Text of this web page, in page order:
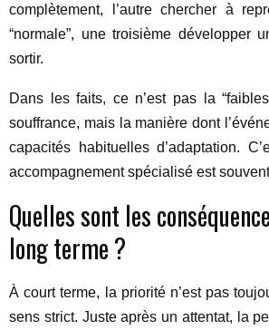
complètement, l’autre chercher à
“normale”, une troisième développer
sortir.
Dans les faits, ce n’est pas la
souffrance, mais la manière dont
capacités habituelles d’adaptation.
accompagnement spécialisé est
Quelles sont les
long terme ?
À court terme, la priorité n’est pas
sens strict. Juste après un attentat, la